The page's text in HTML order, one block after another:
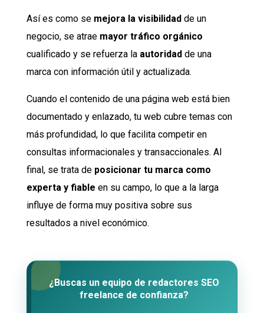
Así es como semejora la visibilidadde un
negocio, se atrae mayor tráfico orgánico
cualificado y se refuerza la autoridad de una
marca con información útil y actualizada.
Cuando el contenido de una página web está bien
documentado y enlazado, tu web cubre temas con
más profundidad, lo que facilita competir en
consultas informacionales y transaccionales. Al
final, se trata de posicionar tu marca como
experta y fiable en su campo, lo que a la larga
influye de forma muy positiva sobre sus
resultados a nivel económico.
¿Buscas un equipo de redactores SEO
freelance de confianza?